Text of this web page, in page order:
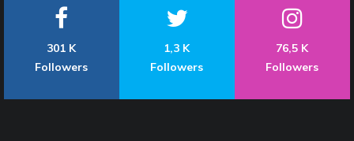
301 K
Followers
1,3 K
Followers
76,5 K
Followers